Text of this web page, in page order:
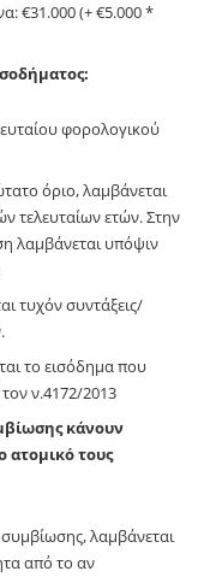
€31.000 (+ €5.000 *
φορολογικού
όριο, λαμβάνεται
τελευταίων ετών. Στην
λαμβάνεται υπόψιν
τυχόν συντάξεις/
το εισόδημα που
ν.4172/2013
κάνουν
ατομικό τους
λαμβάνεται
από το αν